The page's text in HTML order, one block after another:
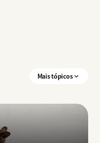
Mais tópicos